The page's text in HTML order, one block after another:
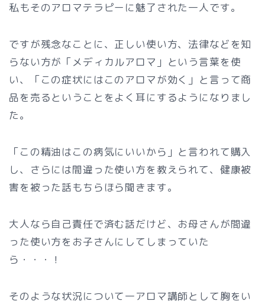
私もそのアロマテラピーに魅了された一人です。
ですが残念なことに、正しい使い方、法律などを知
らない方が「メディカルアロマ」という言葉を使
い、「この症状にはこのアロマが効く」と言って商
品を売るということをよく耳にするようになりまし
た。
「この精油はこの病気にいいから」と言われて購入
し、さらには間違った使い方を教えられて、健康被
害を被った話もちらほら聞きます。
大人なら自己責任で済む話だけど、お母さんが間違
った使い方をお子さんにしてしまっていた
ら・・・！
そのような状況について一アロマ講師として胸をい